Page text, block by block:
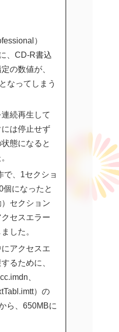
）
、CD-R書込
の数値が、
なってしまう
続再生して
は停止せず
態になると
で、1セクショ
個になったと
セクション
セスエラー
した。
アクセスエ
るために、
、
）の
ら、650MBに